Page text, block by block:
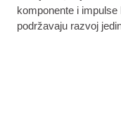
komponente i
podržavaju razvoj